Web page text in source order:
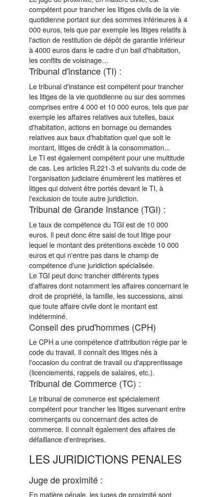
compétent pour trancher les litiges civils de la vie
quotidienne portant sur des sommes inférieures à 4
000 euros, tels que par exemple les litiges relatifs à
l'action de restitution de dépôt de garantie inférieur
à 4000 euros dans le cadre d'un bail d'habitation,
les conflits de voisinage…
Tribunal d'instance (TI) :
Le tribunal d'instance est compétent pour trancher
les litiges de la vie quotidienne ou sur des sommes
comprises entre 4 000 et 10 000 euros, tels que par
exemple les affaires relatives aux tutelles, baux
d'habitation, actions en bornage ou demandes
relatives aux baux d'habitation quel que soit le
montant, litiges de crédit à la consommation...
Le TI est également compétent pour une multitude
de cas. Les articles R.221-3 et suivants du code de
l'organisation judiciaire énumèrent les matières et
litiges qui doivent être portés devant le TI, à
l'exclusion de toute autre juridiction.
Tribunal de Grande Instance (TGI) :
Le taux de compétence du TGI est de 10 000
euros. Il peut donc être saisi de tout litige pour
lequel le montant des prétentions excède 10 000
euros et qui n'entre pas dans le champ de
compétence d'une juridiction spécialisée.
Le TGI peut donc trancher différents types
d'affaires dont notamment les affaires concernant le
droit de propriété, la famille, les successions, ainsi
que toute affaire civile dont le montant est
indéterminé.
Conseil des prud'hommes (CPH)
Le CPH a une compétence d'attribution régie par le
code du travail. Il connaît des litiges nés à
l'occasion du contrat de travail ou d'apprentissage
(licenciements, rappels de salaires, etc.).
Tribunal de Commerce (TC) :
Le tribunal de commerce est spécialement
compétent pour trancher les litiges survenant entre
commerçants ou concernant des actes de
commerce. Il connaît également des affaires de
défaillance d'entreprises.
LES JURIDICTIONS PENALES
Juge de proximité :
En matière pénale, les juges de proximité sont